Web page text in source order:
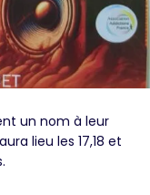
un nom à leur
lieu les 17,18 et